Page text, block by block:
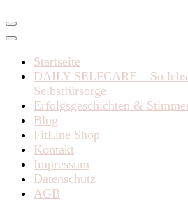
Startseite
DAILY SELFCARE – So
Selbstfürsorge
Erfolgsgeschichten &
Blog
FitLine Shop
Kontakt
Impressum
Datenschutz
AGB